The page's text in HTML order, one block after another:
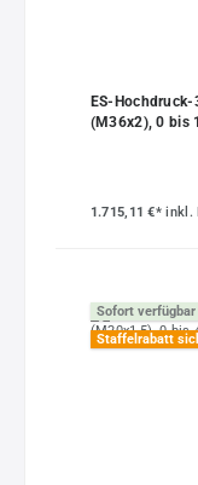
ES-
(M36x2), 0 bis
1.715,11 €*inkl.
Sofort verfügbar
Staffelrabatt